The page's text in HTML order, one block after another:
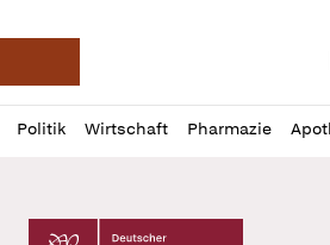
Deutsche Apotheker
Politik Wirtschaft Pharmazie
Profil
öffnen
Daz
Pur
Deutscher Apotheker Verlag Logo